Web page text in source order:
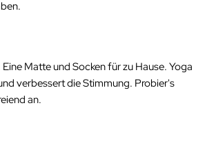
Matte und Socken für zu Hause. Yoga
verbessert die Stimmung. Probier's
an.